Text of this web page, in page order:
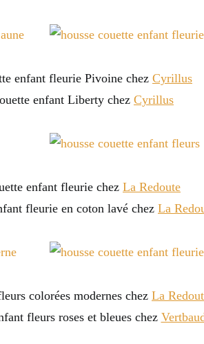
enfant fleurie Pivoine chez Cyrillus
enfant Liberty chez Cyrillus
enfant fleurie chez La Redoute
fleurie en coton lavé chez La
colorées modernes chez La
fleurs roses et bleues chez